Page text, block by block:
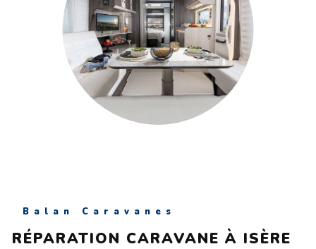
Balan Caravanes
RÉPARATION CARAVANE À ISÈRE